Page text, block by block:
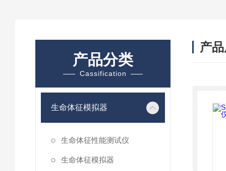
产品分类
Cassification
生命体征模拟器
生命体征性能测试仪
生命体征模拟器
产